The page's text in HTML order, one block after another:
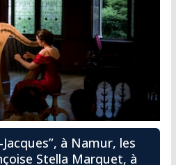
Jacques”, à Namur, les
Stella Marquet, à